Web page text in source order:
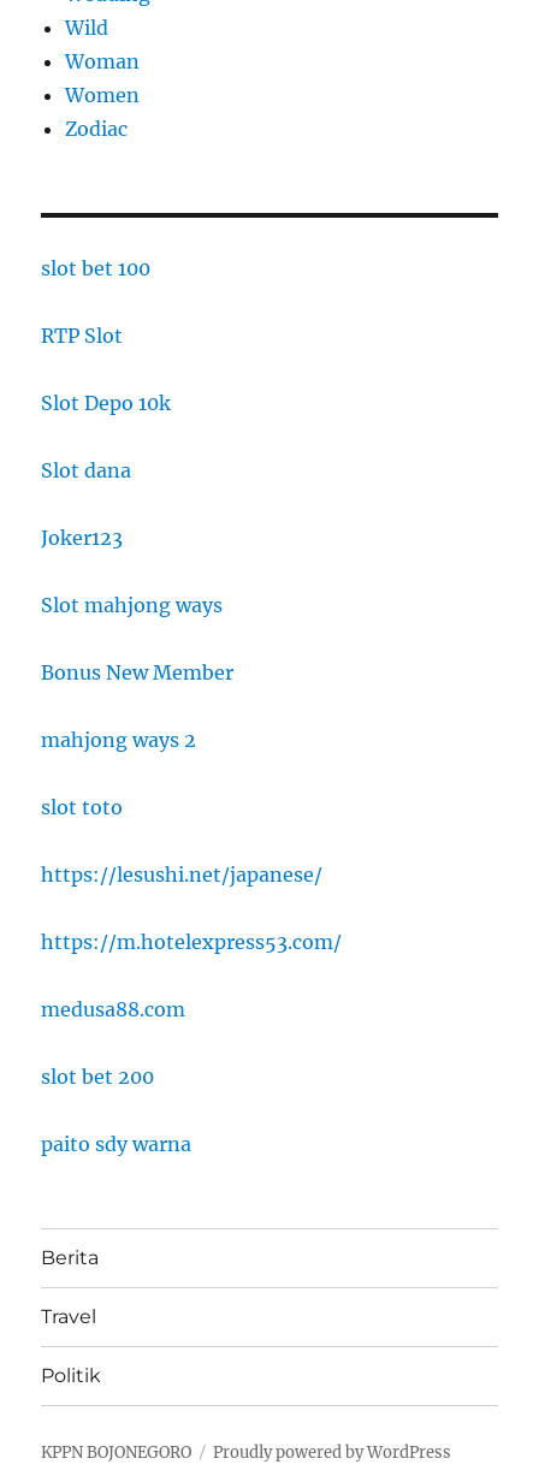
Wild
Woman
Women
Zodiac
slot bet 100
RTP Slot
Slot Depo 10k
Slot dana
Joker123
Slot mahjong ways
Bonus New Member
mahjong ways 2
slot toto
https://lesushi.net/japanese/
https://m.hotelexpress53.com/
medusa88.com
slot bet 200
paito sdy warna
Berita
Travel
Politik
KPPN BOJONEGORO Proudly powered by WordPress